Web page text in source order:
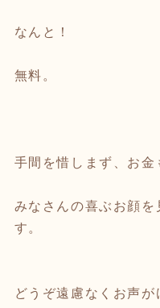
なんと！
無料。
手間を惜しまず、お金
みなさんの喜ぶお顔を
す。
どうぞ遠慮なくお声が